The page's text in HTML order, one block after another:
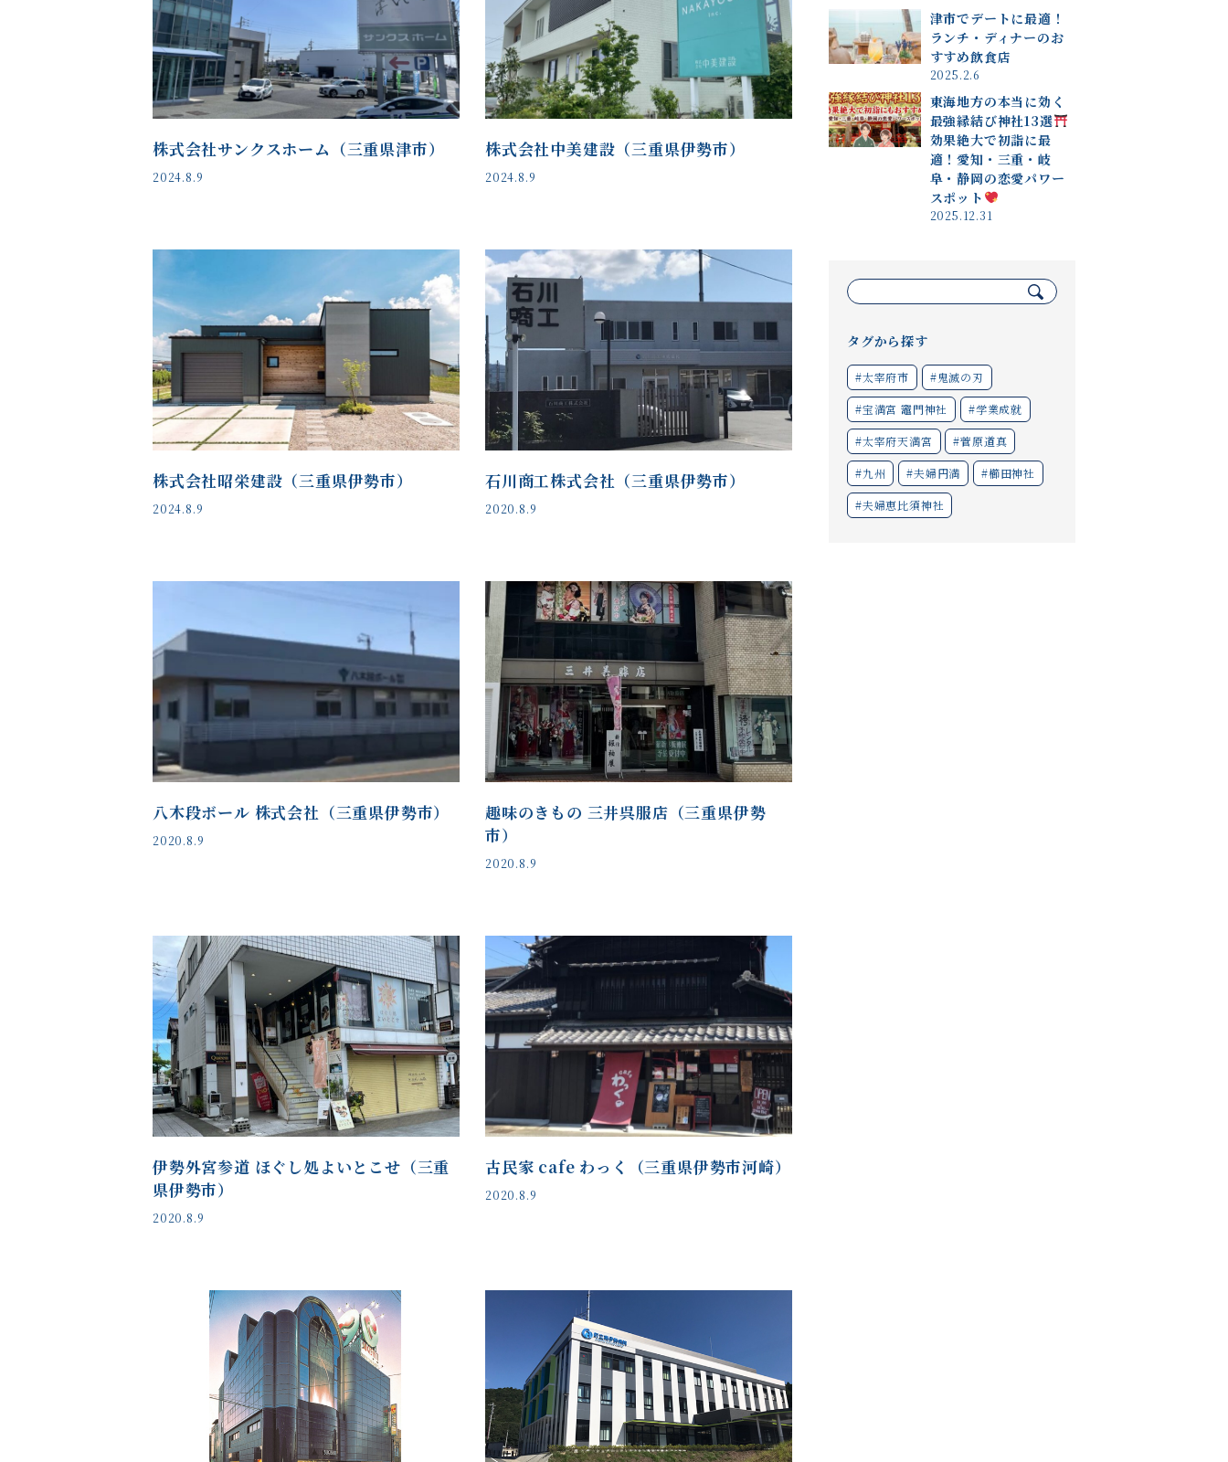
株式会社サンクスホーム（三重県津市）
2024.8.9
株式会社中美建設（三重県伊勢市）
2024.8.9
株式会社昭栄建設（三重県伊勢市）
2024.8.9
石川商工株式会社（三重県伊勢市）
2020.8.9
八木段ボール 株式会社（三重県伊勢市）
2020.8.9
趣味のきもの 三井呉服店（三重県伊勢
市）
2020.8.9
伊勢外宮参道 ほぐし処よいとこせ（三重
県伊勢市）
2020.8.9
古民家 cafe わっく（三重県伊勢市河崎）
2020.8.9
津市でデートに最適！
ランチ・ディナーのお
すすめ飲食店
2025.2.6
東海地方の本当に効く
最強縁結び神社13選
効果絶大で初詣に最
適！愛知・三重・岐
阜・静岡の恋愛パワー
スポット
2025.12.31
索:
タグから探す
#太宰府市 #鬼滅の刃
#宝満宮 竈門神社 #学業成就
#太宰府天満宮 #菅原道真
#九州 #夫婦円満 #櫛田神社
#夫婦恵比須神社